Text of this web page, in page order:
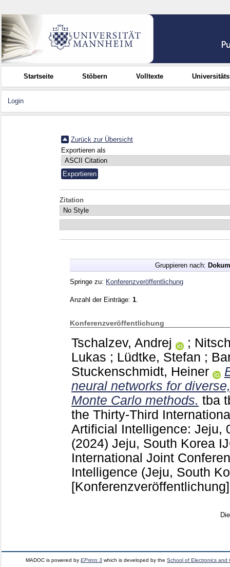
Startseite Stöbern Volltexte
Login
Zurück zur Übersicht
Exportieren als
Zitation
Gruppieren nach:
Springe zu: Konferenzveröffentlichung
Anzahl der Einträge: 1
Konferenzveröffentlichung
Tschalzev, Andrej ;
Lukas ; Lüdtke, Stefan ;
Stuckenschmidt, Heiner
neural networks for
Monte Carlo methods. tba
the Thirty-Third
Artificial Intelligence: Jeju,
(2024) Jeju, South Korea
International Joint
Intelligence (Jeju, South
[Konferenzveröffentlichung]
MADOC is powered byEPrints 3 which is developed by theSchool of Electronics and